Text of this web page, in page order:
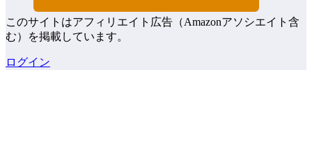
このサイトはアフィリエイト広告（Amazonアソシエイト含
む）を掲載しています。
ログイン